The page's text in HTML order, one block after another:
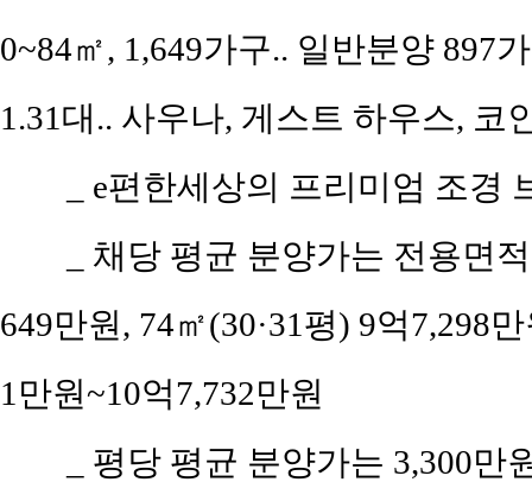
0~84㎡, 1,649가구.. 일반분양 897
1.31대.. 사우나, 게스트 하우스, 코
_ e편한세상의 프리미엄 조경
_ 채당 평균 분양가는 전용면
649만원, 74㎡(30·31평) 9억7,298
1만원~10억7,732만원
_ 평당 평균 분양가는 3,300